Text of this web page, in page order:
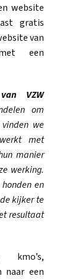
website
gratis
van
een
VZW
om
we
met
manier
werking.
en
kijker te
resultaat
kmo’s,
naar een